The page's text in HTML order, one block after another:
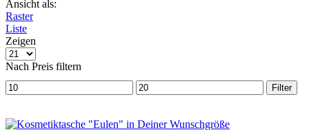
Ansicht als:
Raster
Liste
Zeigen
Produkte
pro
Nach Preis filtern
Min.
Preis
Max.
Preis
Filter